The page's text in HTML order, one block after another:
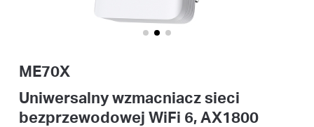
ME70X
Uniwersalny wzmacniacz sieci
bezprzewodowej WiFi 6, AX1800